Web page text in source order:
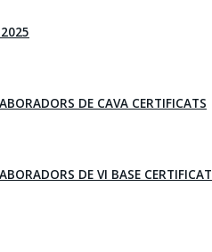
DE CAVA CERTIFICATS
DE VI BASE